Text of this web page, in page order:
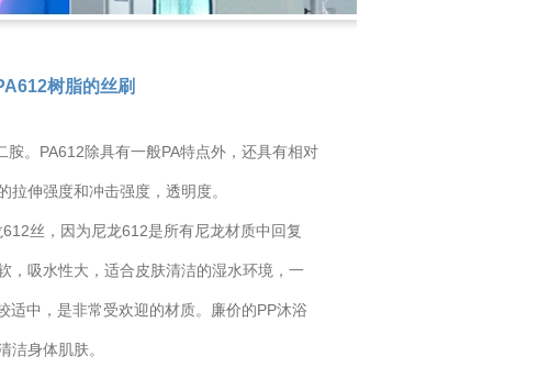
树脂的丝刷
。PA612除具有一般PA特点外，还具有相对
伸强度和冲击强度，透明度。
丝，因为尼龙612是所有尼龙材质中回复
，吸水性大，适合皮肤清洁的湿水环境，一
适中，是非常受欢迎的材质。廉价的PP沐浴
洁身体肌肤。